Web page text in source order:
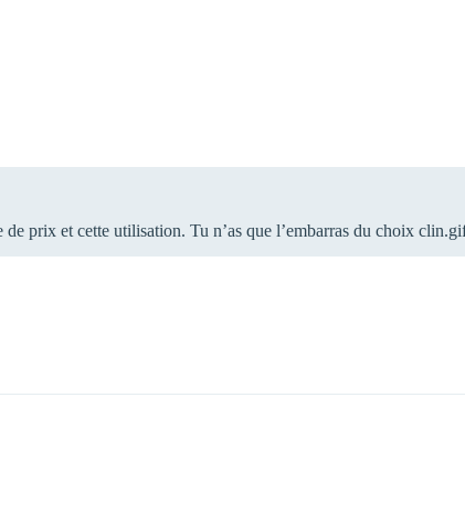
prix et cette utilisation. Tu n’as que l’embarras du choix